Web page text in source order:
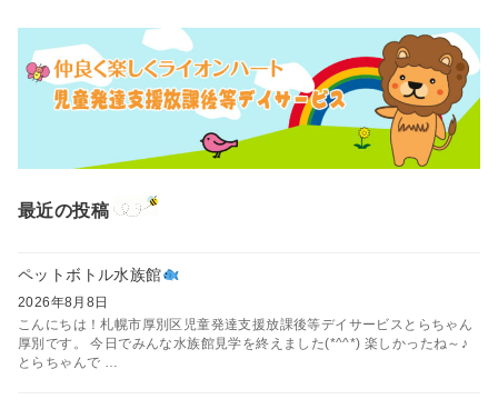
最近の投稿
ペットボトル水族館
2026年8月8日
こんにちは！札幌市厚別区児童発達支援放課後等デイサービスとらちゃん
厚別です。 今日でみんな水族館見学を終えました(*^^*) 楽しかったね～♪
とらちゃんで …